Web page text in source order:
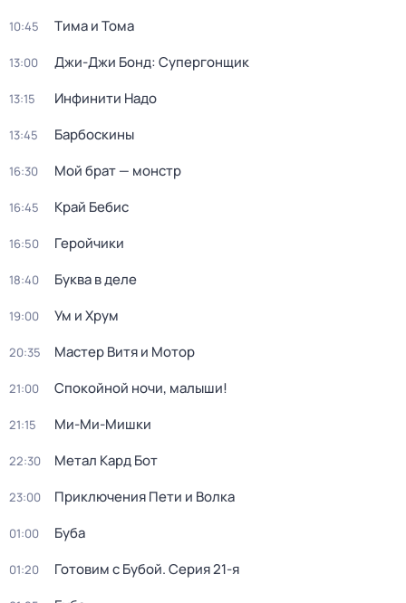
10:45 Тима и Тома
13:00 Джи-Джи Бонд: Супергонщик
13:15 Инфинити Надо
13:45 Барбоскины
16:30 Мой брат — монстр
16:45 Край Бебис
16:50 Геройчики
18:40 Буква в деле
19:00 Ум и Хрум
20:35 Мастер Витя и Мотор
21:00 Спокойной ночи, малыши!
21:15 Ми-Ми-Мишки
22:30 Метал Кард Бот
23:00 Приключения Пети и Волка
01:00 Буба
01:20 Готовим с Бубой. Серия 21-я